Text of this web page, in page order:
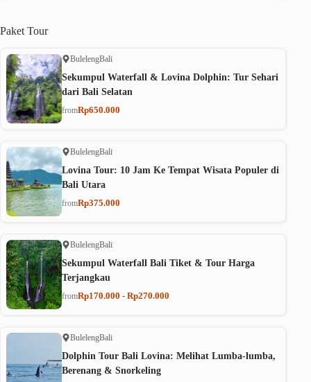
Paket Tour
BulelengBali
Sekumpul Waterfall & Lovina Dolphin: Tur Sehari
dari Bali Selatan
fromRp650.000
BulelengBali
Lovina Tour: 10 Jam Ke Tempat Wisata Populer di
Bali Utara
fromRp375.000
BulelengBali
Sekumpul Waterfall Bali Tiket & Tour Harga
Terjangkau
fromRp170.000 - Rp270.000
BulelengBali
Dolphin Tour Bali Lovina: Melihat Lumba-lumba,
Berenang & Snorkeling